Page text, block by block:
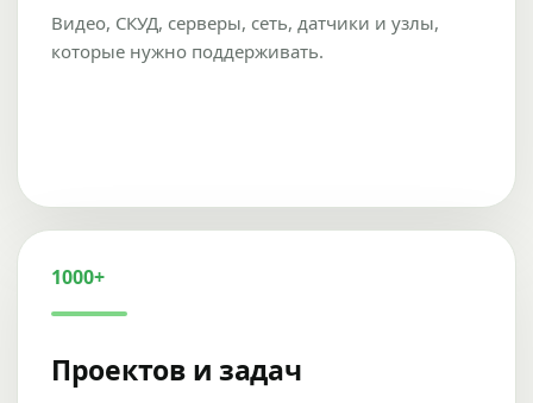
Видео, СКУД, серверы, сеть, датчики и узлы,
которые нужно поддерживать.
1000+
Проектов и задач